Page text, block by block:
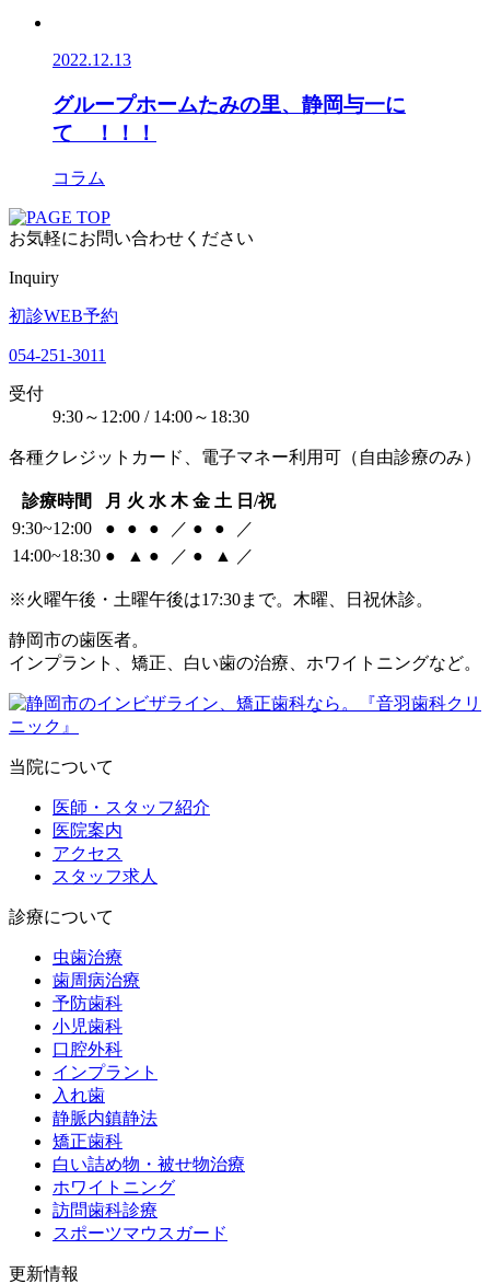
2022.12.13
グループホームたみの里、静岡与一に
て ！！！
コラム
お気軽にお問い合わせください
Inquiry
初診WEB予約
054-251-3011
受付
9:30～12:00 / 14:00～18:30
各種クレジットカード、電子マネー利用可（自由診療のみ）
診療時間 月 火 水 木 金 土 日/祝
9:30~12:00
● ● ● ／ ● ●
／
14:00~18:30 ● ▲ ● ／ ● ▲ ／
※火曜午後・土曜午後は17:30まで。木曜、日祝休診。
静岡市の歯医者。
インプラント、矯正、白い歯の治療、ホワイトニングなど。
当院について
医師・スタッフ紹介
医院案内
アクセス
スタッフ求人
診療について
虫歯治療
歯周病治療
予防歯科
小児歯科
口腔外科
インプラント
入れ歯
静脈内鎮静法
矯正歯科
白い詰め物・被せ物治療
ホワイトニング
訪問歯科診療
スポーツマウスガード
更新情報